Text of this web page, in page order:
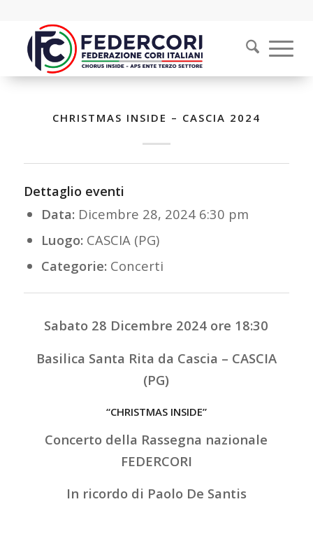
CHRISTMAS INSIDE – CASCIA 2024
Dettaglio eventi
Data: Dicembre 28, 2024 6:30 pm
Luogo: CASCIA (PG)
Categorie: Concerti
Sabato 28 Dicembre 2024 ore 18:30
Basilica Santa Rita da Cascia – CASCIA
(PG)
“CHRISTMAS INSIDE”
Concerto della Rassegna nazionale
FEDERCORI
In ricordo di Paolo De Santis